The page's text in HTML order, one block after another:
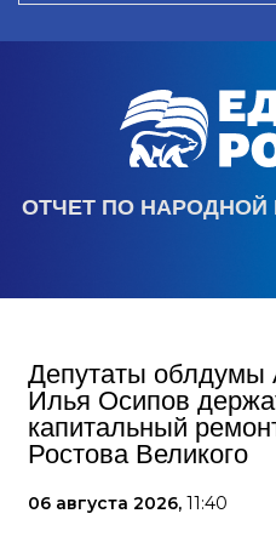
ОТЧЕТ ПО НАРОДНОЙ
Депутаты облдумы
Илья Осипов
капитальный
Ростова Великого
06 августа 2026, 11:40